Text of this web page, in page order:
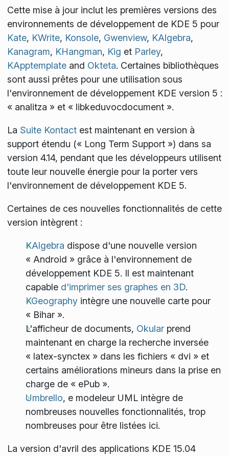
Cette mise à jour inclut les premières versions des
environnements de développement de KDE 5 pour
Kate, KWrite, Konsole, Gwenview, KAlgebra,
Kanagram, KHangman, Kig et Parley,
KApptemplateand Okteta. Certaines bibliothèques
sont aussi prêtes pour une utilisation sous
l'environnement de développement KDE version 5 :
« analitza » et « libkeduvocdocument ».
La Suite Kontactest maintenant en version à
support étendu (« Long Term Support ») dans sa
version 4.14, pendant que les développeurs utilisent
toute leur nouvelle énergie pour la porter vers
l'environnement de développement KDE 5.
Certaines de ces nouvelles fonctionnalités de cette
version intègrent :
KAlgebra dispose d'une nouvelle version
« Android » grâce à l'environnement de
développement KDE 5. Il est maintenant
capable d'imprimer ses graphes en 3D.
KGeographyintègre une nouvelle carte pour
« Bihar ».
L'afficheur de documents, Okularprend
maintenant en charge la recherche inversée
« latex-synctex » dans les fichiers « dvi » et
certains améliorations mineurs dans la prise en
charge de « ePub ».
Umbrello, e modeleur UML intègre de
nombreuses nouvelles fonctionnalités, trop
nombreuses pour être listées ici.
La version d'avril des applications KDE 15.04